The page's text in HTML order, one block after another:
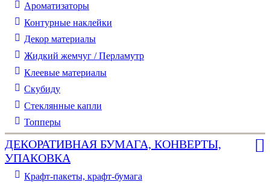
Ароматизаторы
Контурные наклейки
Декор материалы
Жидкий жемчуг / Перламутр
Клеевые материалы
Скубиду
Стеклянные капли
Топперы
ДЕКОРАТИВНАЯ БУМАГА, КОНВЕРТЫ,
УПАКОВКА
Крафт-пакеты, крафт-бумага